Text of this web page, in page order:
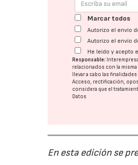
Marcar todos
Autorizo el envío
Autorizo el envío
He leído y acepto
Responsable:
relacionados con la
llevar a cabo las
Acceso, rectificación,
considera que el
Datos
En esta edición se